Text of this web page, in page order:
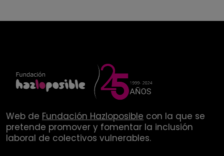
Web de Fundación Hazloposible con la que se
pretende promover y fomentar la inclusión
laboral de colectivos vulnerables.